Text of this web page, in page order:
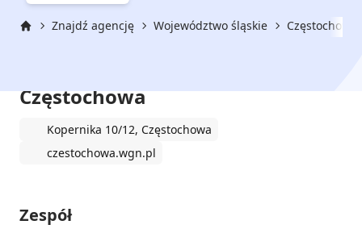
Znajdź agencję Województwo śląskie Częstochowa
Częstochowa
Kopernika 10/12, Częstochowa
czestochowa.wgn.pl
Zespół